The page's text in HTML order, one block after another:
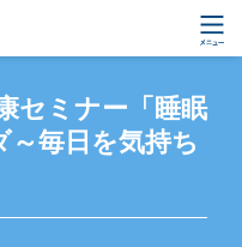
セミナー「睡眠
～毎日を気持ち